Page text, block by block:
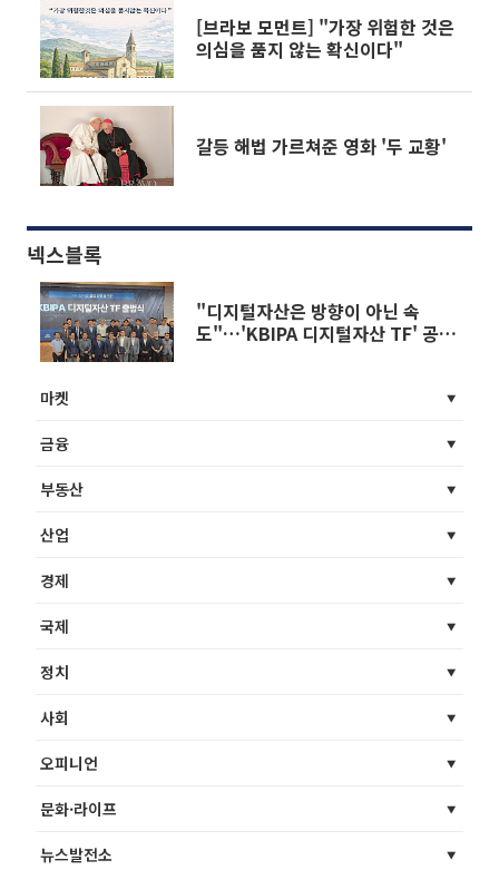
[브라보 모먼트] "가장 위험한 것은
의심을 품지 않는 확신이다"
갈등 해법 가르쳐준 영화 '두 교황'
넥스블록
"디지털자산은 방향이 아닌 속
도"…'KBIPA 디지털자산 TF' 공식
마켓
금융
부동산
산업
경제
국제
정치
사회
오피니언
문화·라이프
뉴스발전소